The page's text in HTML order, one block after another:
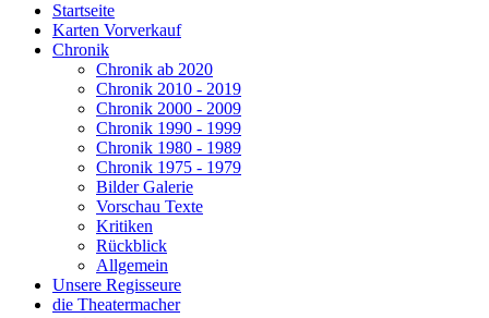
Startseite
Karten Vorverkauf
Chronik
Chronik ab 2020
Chronik 2010 - 2019
Chronik 2000 - 2009
Chronik 1990 - 1999
Chronik 1980 - 1989
Chronik 1975 - 1979
Bilder Galerie
Vorschau Texte
Kritiken
Rückblick
Allgemein
Unsere Regisseure
die Theatermacher